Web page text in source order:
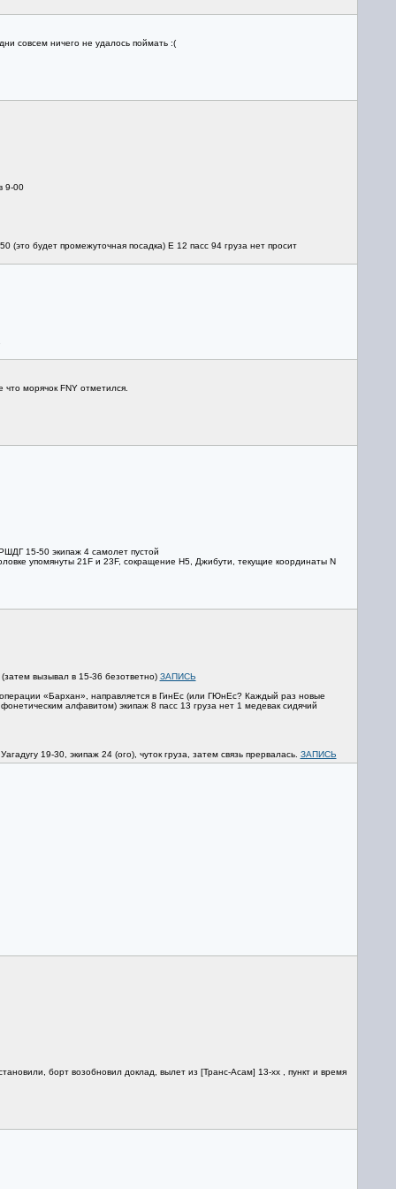
совсем ничего не удалось поймать :(
9-00
будет промежуточная посадка) E 12 пасс 94 груза нет просит
морячок FNY отметился.
15-50 экипаж 4 самолет пустой
упомянуты 21F и 23F, сокращение H5, Джибути, текущие координаты N
вызывал в 15-36 безответно) ЗАПИСЬ
«Бархан», направляется в ГинЕс (или ГЮнЕс? Каждый раз новые
алфавитом) экипаж 8 пасс 13 груза нет 1 медевак сидячий
19-30, экипаж 24 (ого), чуток груза, затем связь прервалась. ЗАПИСЬ
борт возобновил доклад, вылет из [Транс-Асам] 13-xx , пункт и время